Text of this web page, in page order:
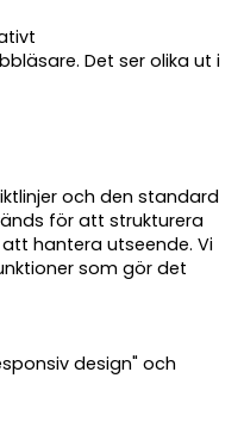
Det ser olika ut i
och den standard
för att strukturera
hantera utseende. Vi
som gör det
design" och